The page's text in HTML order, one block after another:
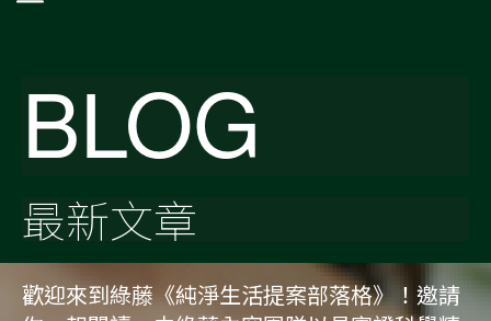
BLOG
最新文章
歡迎來到綠藤《純淨生活提案部落格》！邀請